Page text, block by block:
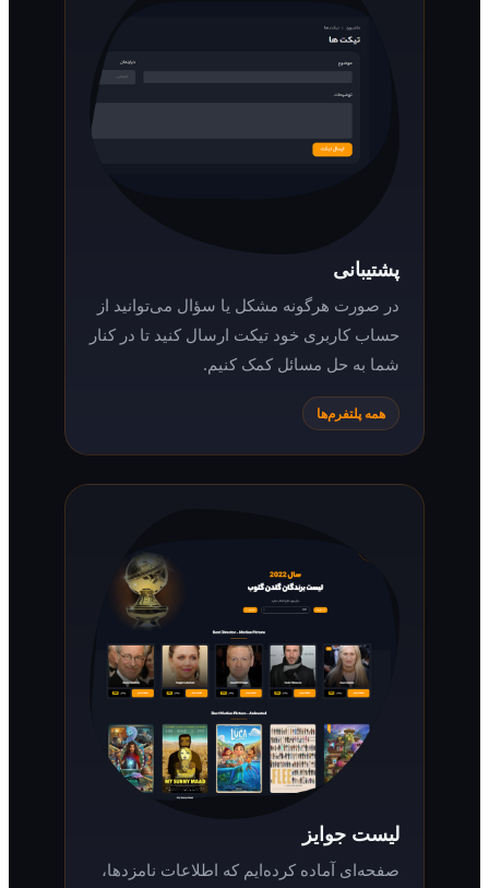
پشتیبانی
در صورت هرگونه مشکل یا سؤال می‌توانید از
حساب کاربری خود تیکت ارسال کنید تا در کنار
شما به حل مسائل کمک کنیم.
همه پلتفرم‌ها
لیست جوایز
صفحه‌ای آماده کرده‌ایم که اطلاعات نامزدها،